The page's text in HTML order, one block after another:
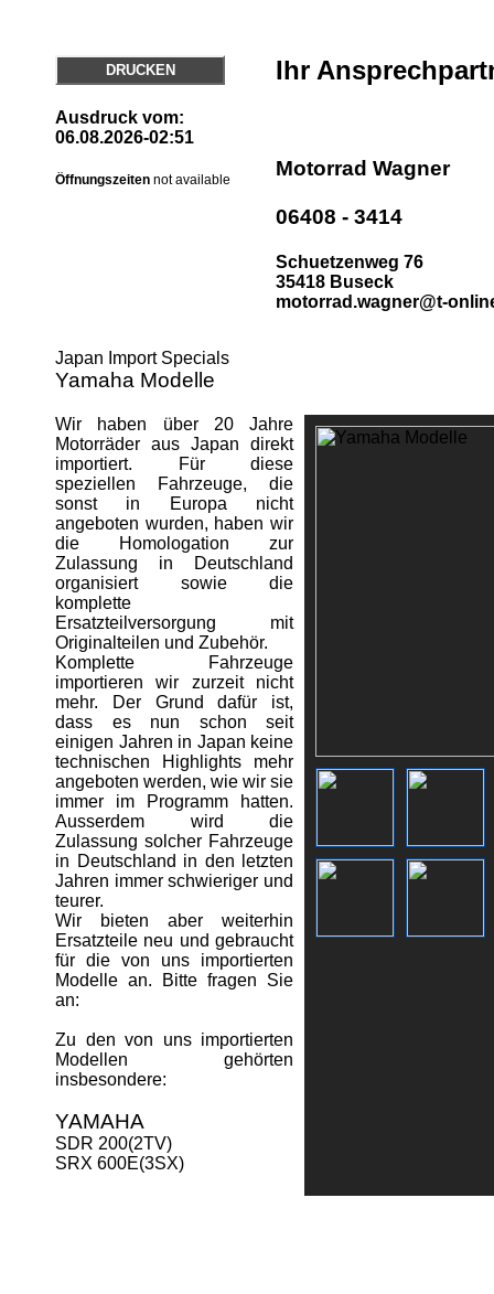
DRUCKEN
Ausdruck vom:
06.08.2026-02:51
Öffnungszeiten not available
Ihr
Motorrad Wagner
06408 - 3414
Schuetzenweg 76
35418 Buseck
motorrad.wagner@t-
Japan Import Specials
Yamaha Modelle
Wir haben über 20 Jahre
Motorräder aus Japan direkt
importiert. Für diese
speziellen Fahrzeuge, die
sonst in Europa nicht
angeboten wurden, haben wir
die Homologation zur
Zulassung in Deutschland
organisiert sowie die
komplette
Ersatzteilversorgung mit
Originalteilen und Zubehör.
Komplette Fahrzeuge
importieren wir zurzeit nicht
mehr. Der Grund dafür ist,
dass es nun schon seit
einigen Jahren in Japan keine
technischen Highlights mehr
angeboten werden, wie wir sie
immer im Programm hatten.
Ausserdem wird die
Zulassung solcher Fahrzeuge
in Deutschland in den letzten
Jahren immer schwieriger und
teurer.
Wir bieten aber weiterhin
Ersatzteile neu und gebraucht
für die von uns importierten
Modelle an. Bitte fragen Sie
an:
Zu den von uns importierten
Modellen gehörten
insbesondere:
YAMAHA
SDR 200(2TV)
SRX 600E(3SX)